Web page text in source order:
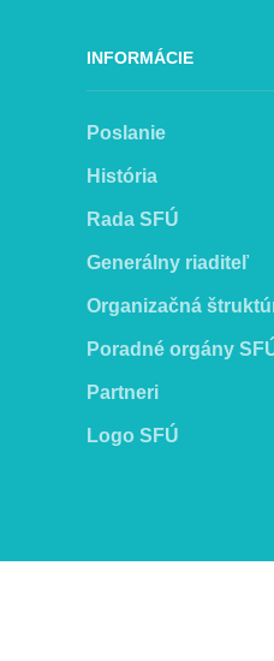
INFORMÁCIE
Poslanie
História
Rada SFÚ
Generálny riaditeľ
Organizačná
Poradné orgány
Partneri
Logo SFÚ